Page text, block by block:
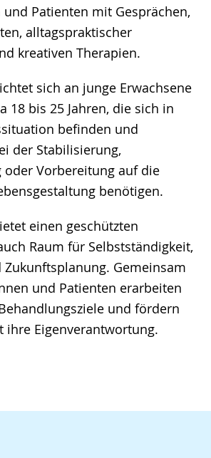
Patienten mit Gesprächen,
alltagspraktischer
kreativen Therapien.
sich an junge Erwachsene
18 bis 25 Jahren, die sich in
befinden und
der Stabilisierung,
Vorbereitung auf die
benötigen.
einen geschützten
Raum für Selbstständigkeit,
Gemeinsam
und Patienten erarbeiten
und fördern
ihre Eigenverantwortung.